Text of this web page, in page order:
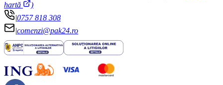
hartă
)
|0757 818 308
|comenzi@pak24.ro